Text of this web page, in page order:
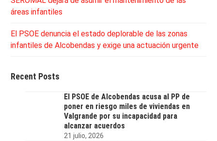
áreas infantiles
El PSOE denuncia el estado deplorable de las zonas
infantiles de Alcobendas y exige una actuación urgente
Recent Posts
El PSOE de Alcobendas acusa al PP de
poner en riesgo miles de viviendas en
Valgrande por su incapacidad para
alcanzar acuerdos
21 julio, 2026